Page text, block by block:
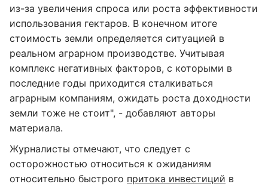
из-за увеличения спроса или роста эффективности
использования гектаров. В конечном итоге
стоимость земли определяется ситуацией в
реальном аграрном производстве. Учитывая
комплекс негативных факторов, с которыми в
последние годы приходится сталкиваться
аграрным компаниям, ожидать роста доходности
земли тоже не стоит", - добавляют авторы
материала.
Журналисты отмечают, что следует с
осторожностью относиться к ожиданиям
относительно быстрого притока инвестиций в